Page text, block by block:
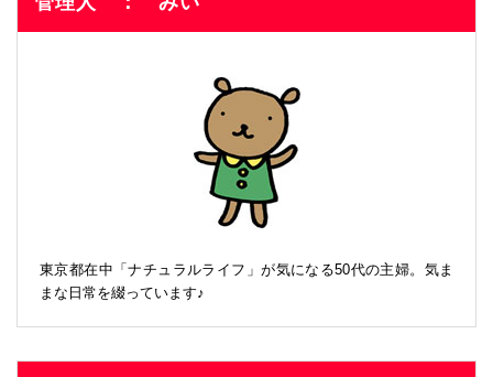
東京都在中「ナチュラルライフ」が気になる50代の主婦。気ま
まな日常を綴っています♪